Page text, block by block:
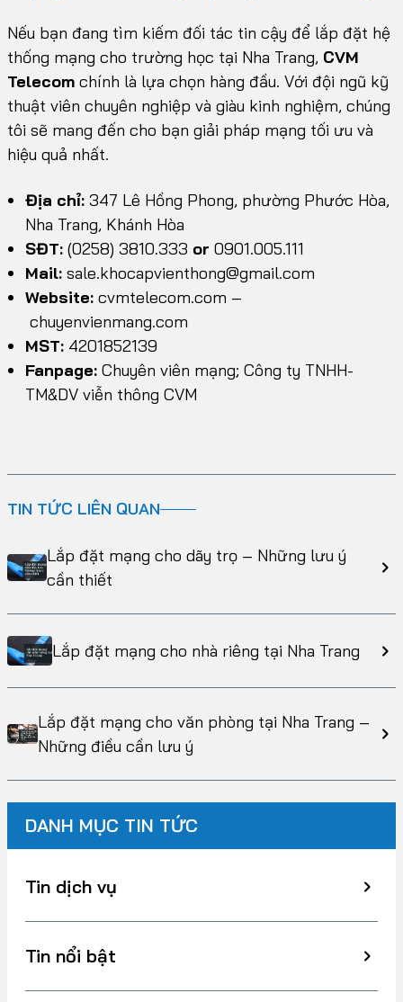
Nếu bạn đang tìm kiếm đối tác tin cậy để lắp đặt hệ
thống mạng cho trường học tại Nha Trang, CVM
Telecom chính là lựa chọn hàng đầu. Với đội ngũ kỹ
thuật viên chuyên nghiệp và giàu kinh nghiệm, chúng
tôi sẽ mang đến cho bạn giải pháp mạng tối ưu và
hiệu quả nhất.
Địa chỉ: 347 Lê Hồng Phong, phường Phước Hòa,
Nha Trang, Khánh Hòa
SĐT: (0258) 3810.333 or 0901.005.111
Mail: sale.khocapvienthong@gmail.com
Website: cvmtelecom.com –
chuyenvienmang.com
MST: 4201852139
Fanpage: Chuyên viên mạng; Công ty TNHH-
TM&DV viễn thông CVM
TIN TỨC LIÊN QUAN
Lắp đặt mạng cho dãy trọ – Những lưu ý
cần thiết
Lắp đặt mạng cho nhà riêng tại Nha Trang
Lắp đặt mạng cho văn phòng tại Nha Trang –
Những điều cần lưu ý
DANH MỤC TIN TỨC
Tin dịch vụ
Tin nổi bật